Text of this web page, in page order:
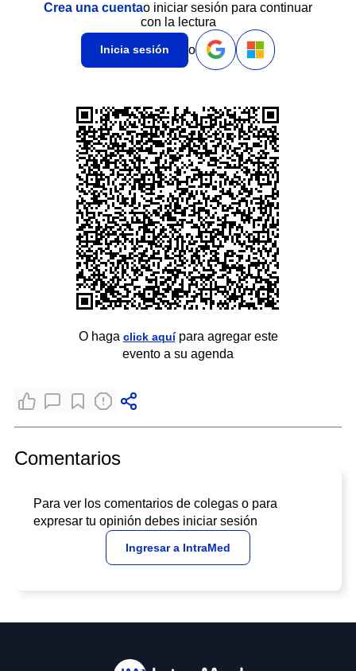
Crea una cuentao iniciar sesión para continuar
con la lectura
Inicia sesión o
O haga click aquípara agregar este
evento a su agenda
Comentarios
Para ver los comentarios de colegas o para
expresar tu opinión debes iniciar sesión
Ingresar a IntraMed